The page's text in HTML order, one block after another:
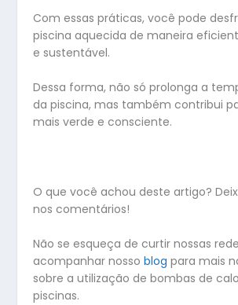
Com essas práticas, você pode
piscina aquecida de maneira
e sustentável.
Dessa forma, não só prolonga a
da piscina, mas também contribui
mais verde e consciente.
O que você achou deste artigo?
nos comentários!
Não se esqueça de curtir nossas
acompanhar nossoblog para mais
sobre a utilização de bombas de
piscinas.